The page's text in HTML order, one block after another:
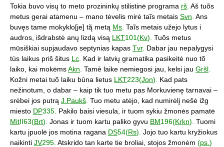
Tokia buvo visų to meto prozininkų stilistinė programa rš Aš tuõs
metus gerai atamenu – mano tėvelis mirė taĩs metais Svn Ans
buvęs tame mokyklo[je] tą̃ metą Ms Taĩs metais užejo lytus i
audros, išdrabstė anų lizdą visą LKT101(Kv). Tuõs metus
mūsiškiai supjaudavo septynias kapas Tvr. Dabar jau nepalygysi
tùs laikus priš šitus Lc Kad ir latvių gramatika pasikeitė nuo tõ
laiko, kai mokėmsAkn Tamè laike nemiegosi jau, kelsi jau Gršl
Kožni metai tuõ laiku būna lietus LKT223(Jon).
Kad pats
nežinotum, o dabar – kaip tik tuo metu pas Morkuvienę tarnavai –
srėbei jos putrą J.Paukš Tuo metu atėjo, kad numirėlį nešė ižg
miesto DP335. Pakilo baisi viesula, ir tuom sykiu žmonės pamatė
MitII63(Brt). Jonas ir tuom kartu paliko gyvu BM196(Krkn). Tuomi
kartu įpuolė jos motina ragana DS54(Rs). Jojo tuo kartu kryžiokus
naikinti JV295. Atskrido tan karte tie broliai, stojos žmonėm (ps. )